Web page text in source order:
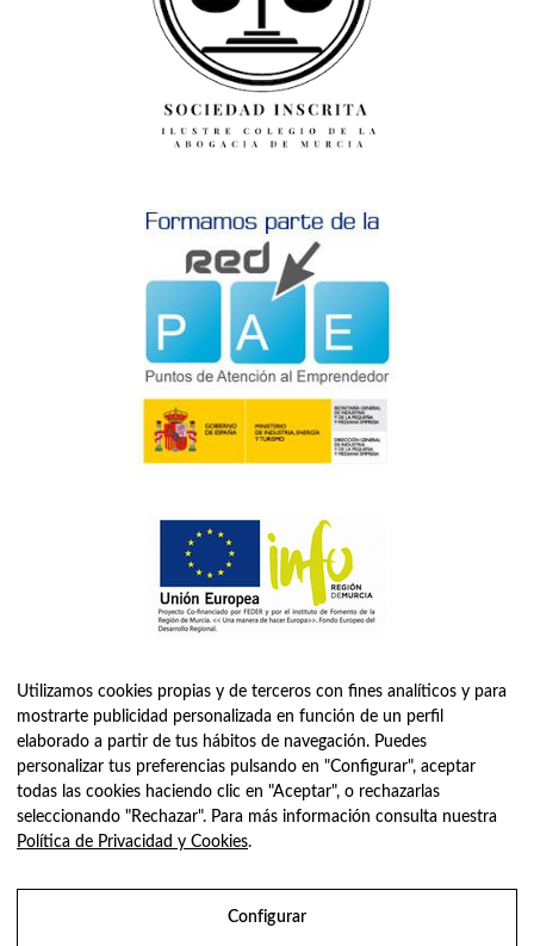
ASELEC CONSULTORES, S.L.P. es una firma especializada en
Asesoría Fiscal, Contable, Laboral y Jurídica, así como
Sociedad Profesional Inscrita en el Registro de Sociedades
Utilizamos cookies propias y de terceros con fines analíticos y para
mostrarte publicidad personalizada en función de un perfil
elaborado a partir de tus hábitos de navegación. Puedes
personalizar tus preferencias pulsando en "Configurar", aceptar
todas las cookies haciendo clic en "Aceptar", o rechazarlas
seleccionando "Rechazar". Para más información consulta nuestra
Política de Privacidad y Cookies.
Configurar